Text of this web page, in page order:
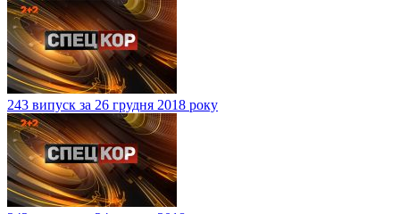
243 випуск за 26 грудня 2018 року